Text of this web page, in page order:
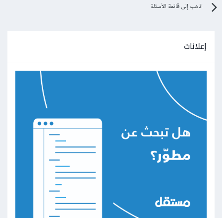
اذهب إلى قائمة الأسئلة
إعلانات